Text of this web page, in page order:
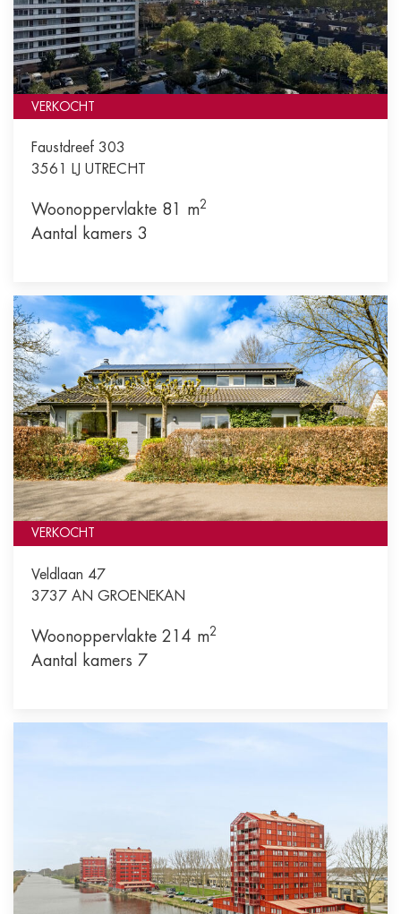
VERKOCHT
Faustdreef 303
3561 LJ
UTRECHT
Woonoppervlakte 81 m2
Aantal kamers 3
VERKOCHT
Veldlaan 47
3737 AN GROENEKAN
Woonoppervlakte 214 m2
Aantal kamers 7